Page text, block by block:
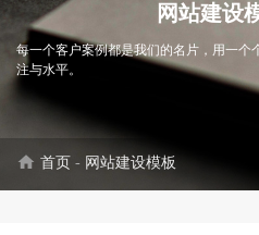
网站建设
每一个客户案例都是我们的名片，用一个
注与水平。
home 首页 - 网站建设模板